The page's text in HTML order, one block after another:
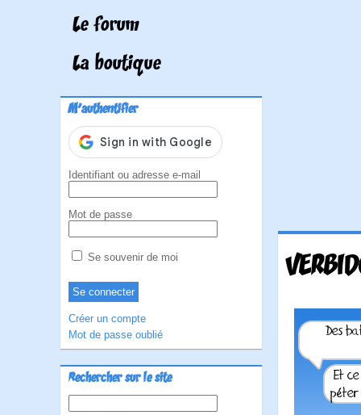
Le forum
La boutique
M'authentifier
Identifiant ou adresse e-mail
Mot de passe
Se souvenir de moi
Créer un compte
Mot de passe oublié
Rechercher sur le site